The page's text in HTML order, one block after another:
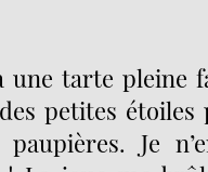
une tarte pleine
petites étoiles
Je